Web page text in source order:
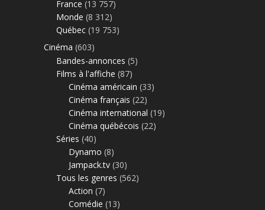
France (13 757)
Monde (8 312)
Québec (19 753)
Cinéma (603)
Bandes-annonces (5)
Films à l'affiche (87)
Cinéma américain (33)
Cinéma français (22)
Cinéma international (19)
Cinéma québécois (22)
Séries (40)
Dynamo (8)
Jampack.tv (30)
Tous les genres (562)
Action (7)
Comédie (13)